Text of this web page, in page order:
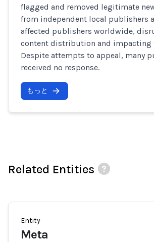
flagged and removed legitimate
from independent local publishers
affected publishers worldwide,
content distribution and impacting
Despite attempts to appeal, many
received no response.
もっと
Related Entities
Entity
Meta